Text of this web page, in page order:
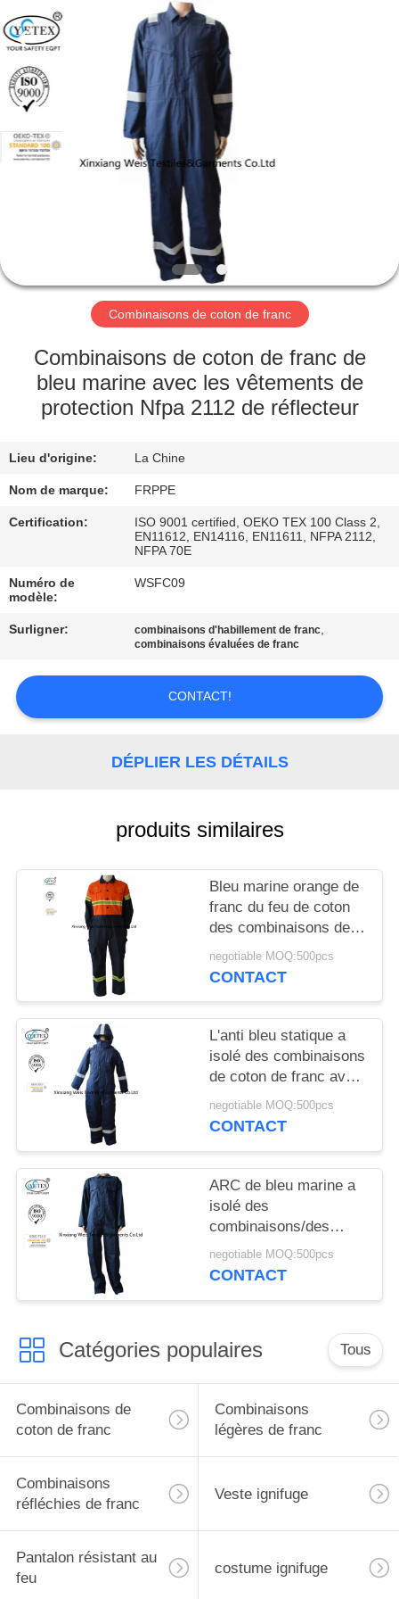
MAISON
PRODUITS
DE
NOUS
VISITE
D'USINE
DE
QUALITÉ
CONTACTEZ-
NOUS
DEMANDEZ
CITATION
PRIVACY
POLICY
Xinxiang
Weis
Textiles&Garments
Co.Ltd.
Rights
Reserved.
Combinaisons de coton de franc
Combinaisons de coton de franc de
bleu marine avec les vêtements de
protection Nfpa 2112 de réflecteur
Lieu d'origine: La Chine
Nom de marque: FRPPE
Certification:
ISO 9001 certified, OEKO TEX 100 Class 2,
EN11612, EN14116, EN11611, NFPA 2112,
NFPA 70E
Numéro de
modèle:
WSFC09
Surligner: combinaisons d'habillement de franc,
combinaisons évaluées de franc
CONTACT!
DÉPLIER LES DÉTAILS
produits similaires
Bleu marine orange de
franc du feu de coton
des combinaisons deux
de ton de denim évalué
de coton
negotiable MOQ:500pcs
CONTACT
L'anti bleu statique a
isolé des combinaisons
de coton de franc avec
l'hiver 300gsm de
capot
negotiable MOQ:500pcs
CONTACT
ARC de bleu marine a
isolé des
combinaisons/des
vêtements de travail
ignifuges femme
negotiable MOQ:500pcs
CONTACT
Catégories populaires Tous
Combinaisons de
coton de franc
Combinaisons
légères de franc
Combinaisons
réfléchies de franc
Veste ignifuge
Pantalon résistant au
feu
costume ignifuge